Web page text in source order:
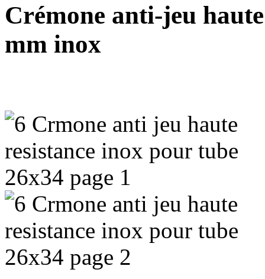
Crémone anti-jeu
mm inox